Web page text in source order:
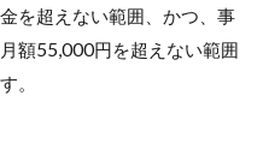
を超えない範囲、かつ、事
額55,000円を超えない範囲
。